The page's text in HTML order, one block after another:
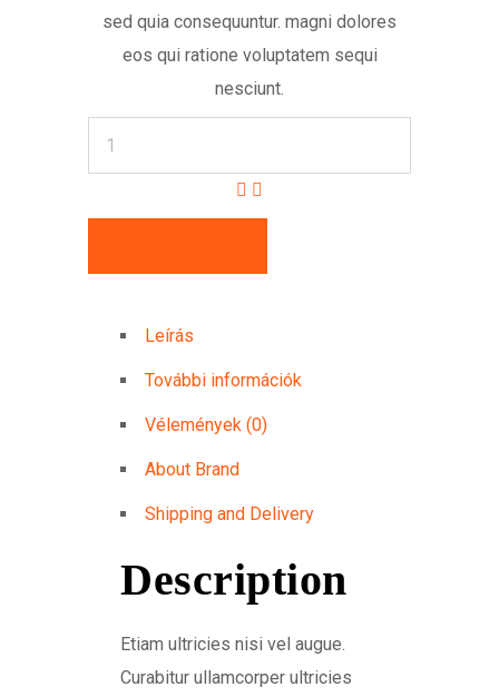
sed quia consequuntur. magni dolores
eos qui ratione voluptatem sequi
nesciunt.
quantity
Leírás
További információk
Vélemények (0)
About Brand
Shipping and Delivery
Description
Etiam ultricies nisi vel augue.
Curabitur ullamcorper ultricies